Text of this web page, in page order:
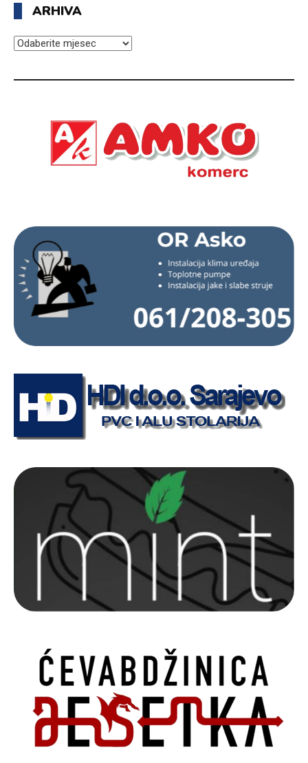
ARHIVA
ARHIVA